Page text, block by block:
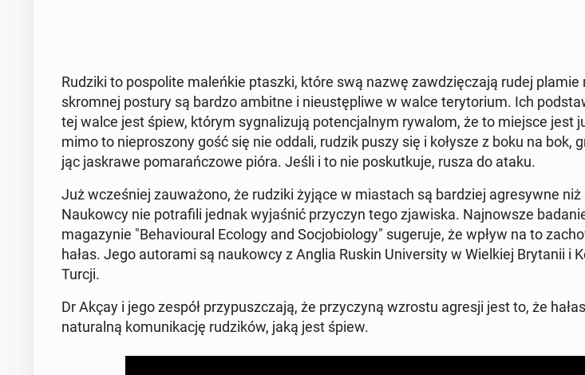
Rudziki to po­spo­li­te ma­leń­kie ptaszki, które swą nazwę za­wdzię­cza­ją rudej plamie
skrom­nej postury są bardzo ambitne i nie­ustę­pli­we w walce te­ry­to­rium. Ich
tej walce jest śpiew, którym sy­gna­li­zu­ją po­ten­cjal­nym rywalom, że to miejsce jest
mimo to nie­pro­szo­ny gość się nie oddali, rudzik puszy się i kołysze z boku na bok,
jąc ja­skra­we po­ma­rań­czo­we pióra. Jeśli i to nie po­skut­ku­je, rusza do ataku.
Już wcze­śniej za­uwa­żo­no, że rudziki żyjące w mia­stach są bar­dziej agre­syw­ne niż
Na­ukow­cy nie po­tra­fi­li jednak wy­ja­śnić przy­czyn tego zja­wi­ska. Naj­now­sze
ma­ga­zy­nie "Be­ha­vio­ural Ecology and So­cjo­bio­lo­gy" su­ge­ru­je, że wpływ na to
hałas. Jego au­to­ra­mi są na­ukow­cy z Anglia Ruskin Uni­ver­si­ty w Wiel­kiej Bry­ta­nii i
Turcji.
Dr Akçay i jego zespół przy­pusz­cza­ją, że przy­czy­ną wzrostu agresji jest to, że
na­tu­ral­ną ko­mu­ni­ka­cję ru­dzi­ków, jaką jest śpiew.